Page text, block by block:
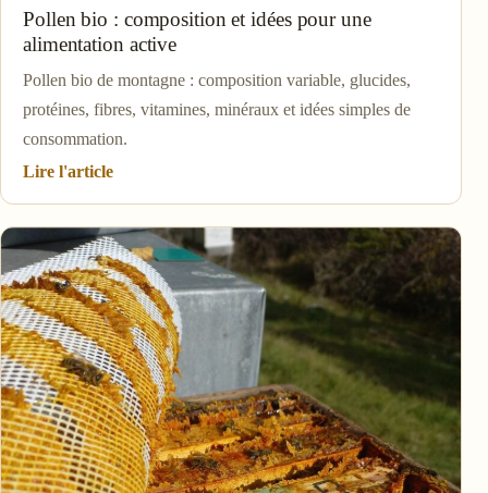
Pollen bio : composition et idées pour une
alimentation active
Pollen bio de montagne : composition variable, glucides,
protéines, fibres, vitamines, minéraux et idées simples de
consommation.
Lire l'article